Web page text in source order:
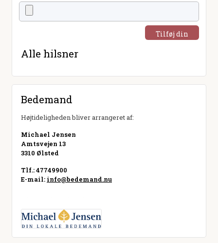
Tilføj din
Alle hilsner
Bedemand
Højtideligheden bliver arrangeret af:
Michael Jensen
Amtsvejen 13
3310 Ølsted
Tlf.: 47749900
E-mail: info@bedemand.nu